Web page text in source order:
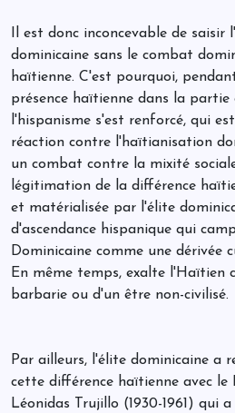
Il est donc inconcevable de saisir
dominicaine sans le combat
haïtienne. C'est pourquoi,
présence haïtienne dans la partie
l'hispanisme s'est renforcé, qui
réaction contre l'haïtianisation
un combat contre la mixité
légitimation de la différence
et matérialisée par l'élite
d'ascendance hispanique qui
Dominicaine comme une dérivée
En même temps, exalte l'Haïtien
barbarie ou d'un être non-civilisé.
Par ailleurs, l'élite dominicaine a
cette différence haïtienne avec le
Léonidas Trujillo (1930-1961) qui